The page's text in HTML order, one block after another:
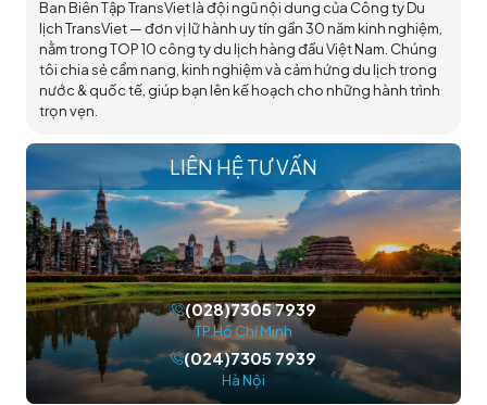
Ban Biên Tập TransViet là đội ngũ nội dung của Công ty Du
lịch TransViet — đơn vị lữ hành uy tín gần 30 năm kinh nghiệm,
nằm trong TOP 10 công ty du lịch hàng đầu Việt Nam. Chúng
tôi chia sẻ cẩm nang, kinh nghiệm và cảm hứng du lịch trong
nước & quốc tế, giúp bạn lên kế hoạch cho những hành trình
trọn vẹn.
LIÊN HỆ TƯ VẤN
(028)7305 7939
TP.Hồ Chí Minh
(024)7305 7939
Hà Nội